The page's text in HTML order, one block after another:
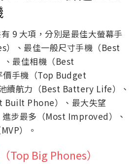
9 大項，分別是最佳大螢幕手
）、最佳一般尺寸手機（Best
最佳相機（Best
價手機（Top Budget
續航力（Best Battery Life）、
Built Phone）、最大失望
進步最多（Most Improved）、
）。
Top Big Phones）